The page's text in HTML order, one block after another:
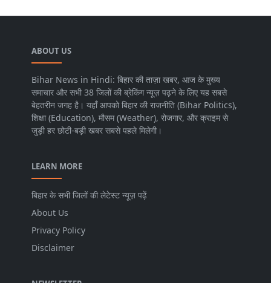
ABOUT US
Bihar News in Hindi: बिहार की ताज़ा खबर, आज के मुख्य
समाचार और सभी 38 जिलों की ब्रेकिंग न्यूज़ पढ़ने के लिए यह सबसे
बेहतरीन जगह है। यहाँ आपको बिहार की राजनीति (Bihar Politics),
शिक्षा (Education), मौसम (Weather), रोजगार, और क्राइम से
जुड़ी हर छोटी-बड़ी खबर सबसे पहले मिलेगी।
LEARN MORE
बिहार के सभी जिलों की लेटेस्ट न्यूज़ पढ़ें
About Us
Privacy Policy
Disclaimer